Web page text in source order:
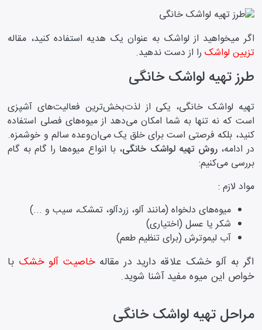
اگر میخواهید از لواشک به عنوان یک هدیه استفاده کنید، مقاله
تزیین لواشک را از دست ندهید.
طرز تهیه لواشک خانگی
تهیه لواشک خانگی، یکی از لذت‌بخش‌ترین فعالیت‌های آشپزی
است که نه تنها به شما امکان می‌دهد از میوه‌های فصلی استفاده
کنید، بلکه فرصتی است برای خلق یک می‌ان‌وعده سالم و خوشمزه.
در ادامه،روش تهیه لواشک خانگی، با انواع میوه‌ها را گام به گام
بررسی می‌کنیم:
مواد لازم :
میوه‌های دلخواه (مانند آلو، زردآلو، تمشک، سیب و ...)
شکر یا عسل (اختیاری)
آب لیموترش (برای تنظیم طعم)
اگر به آلو خشک علاقه دارید در مقالهخاصیت آلو خشک با
خواص این میوه مفید آشنا شوید.
مراحل تهیه لواشک خانگی